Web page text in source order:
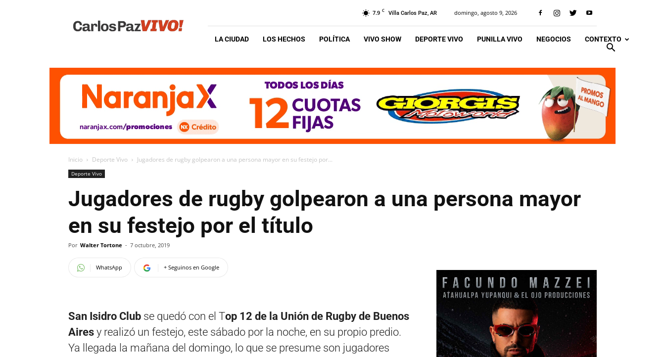
Vivo
7.9 C Villa Carlos Paz, AR domingo, agosto 9, 2026
LA CIUDAD LOS HECHOS POLÍTICA VIVO SHOW DEPORTE VIVO PUNILLA VIVO NEGOCIOS CONTEXTO
Inicio Deporte Vivo Jugadores de rugby golpearon a una persona mayor en su festejo por...
Deporte Vivo
Jugadores de rugby golpearon a una persona mayor
en su festejo por el título
Por Walter Tortone - 7 octubre, 2019
WhatsApp + Seguinos en Google
San Isidro Club se quedó con el Top 12 de la Unión de Rugby de Buenos
Aires y realizó un festejo, este sábado por la noche, en su propio predio.
Ya llegada la mañana del domingo, lo que se presume son jugadores